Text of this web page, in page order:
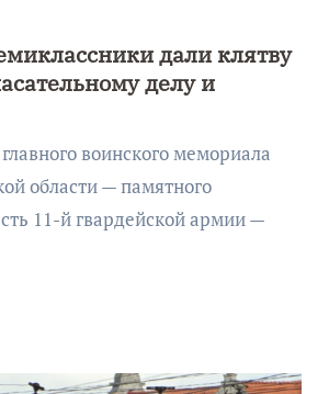
дали клятву
делу и
области — памятного
11-й гвардейской армии —